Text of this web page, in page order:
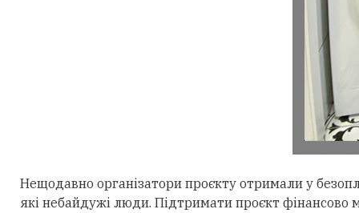
Нещодавно організатори проєкту отримали у
які небайдужі люди. Підтримати проєкт